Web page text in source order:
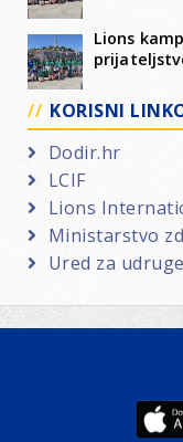
Lions
KORISNI
Dodir.hr
LCIF
Lions
Ministarstvo
Ured za udruge